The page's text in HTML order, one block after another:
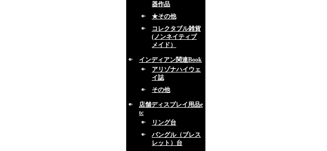
器作品
★その他
コレクタブル雑貨
(ノンネイティブ
メイド）
インディアン関連Book
アリゾナハイウェ
イ誌
その他
店舗ディスプレイ用品e
tc
リング台
バングル（ブレス
レット）台